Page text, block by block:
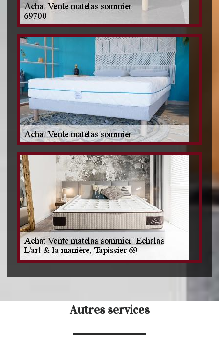
Autres services